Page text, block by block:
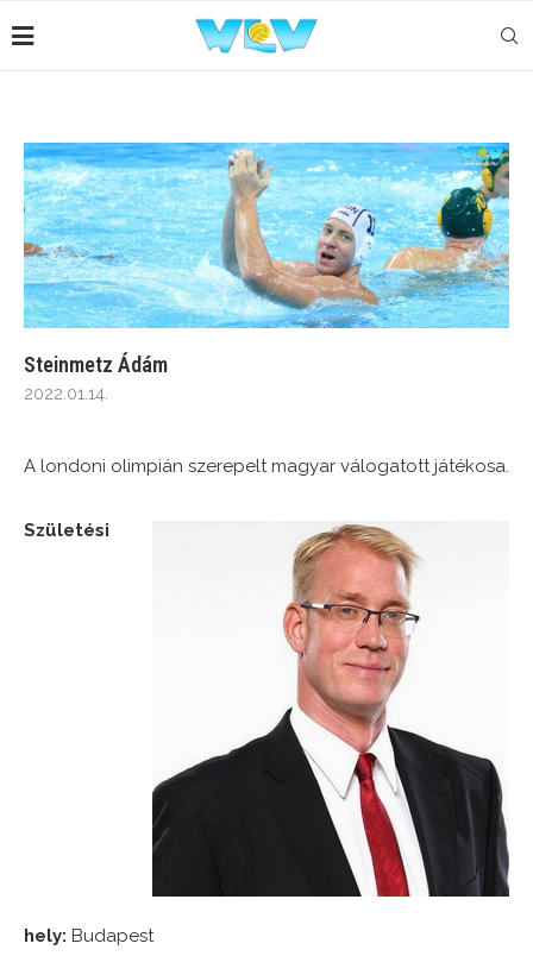
Steinmetz Ádám
2022.01.14.
A londoni olimpián szerepelt magyar válogatott játékosa.
Születési
hely: Budapest